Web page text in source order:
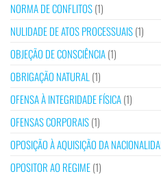
NORMA DE CONFLITOS(1)
NULIDADE DE ATOS PROCESSUAIS(1)
OBJEÇÃO DE CONSCIÊNCIA(1)
OBRIGAÇÃO NATURAL (1)
OFENSA À INTEGRIDADE FÍSICA(1)
OFENSAS CORPORAIS(1)
OPOSIÇÃO À AQUISIÇÃO DA
OPOSITOR AO REGIME(1)